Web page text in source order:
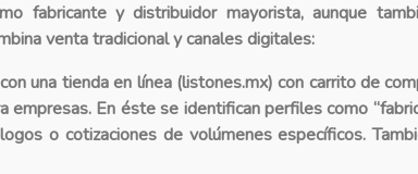
fabricante y distribuidor mayorista, aunque
venta tradicional y canales digitales:
una tienda en línea (listones.mx) con carrito de
empresas. En éste se identifican perfiles como
o cotizaciones de volúmenes específicos.